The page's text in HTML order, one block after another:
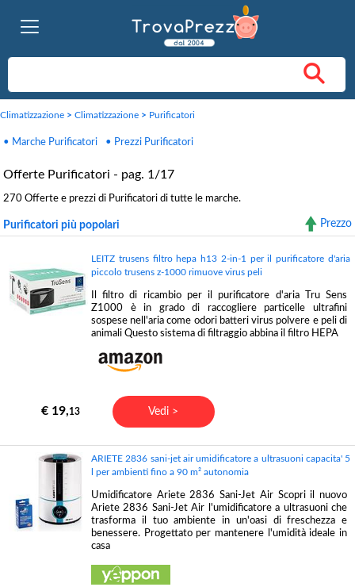
Climatizzazione > Climatizzazione > Purificatori
• Marche Purificatori • Prezzi Purificatori
Offerte Purificatori - pag. 1/17
270 Offerte e prezzi di Purificatori di tutte le marche.
Purificatori più popolari Prezzo
LEITZ trusens filtro hepa h13 2-in-1 per il purificatore d'aria
piccolo trusens z-1000 rimuove virus peli
Il filtro di ricambio per il purificatore d'aria Tru Sens
Z1000 è in grado di raccogliere particelle ultrafini
sospese nell'aria come odori batteri virus polvere e peli di
animali Questo sistema di filtraggio abbina il filtro HEPA
€ 19,13 Vedi >
ARIETE 2836 sani-jet air umidificatore a ultrasuoni capacita' 5
l per ambienti fino a 90 m² autonomia
Umidificatore Ariete 2836 Sani-Jet Air Scopri il nuovo
Ariete 2836 Sani-Jet Air l'umidificatore a ultrasuoni che
trasforma il tuo ambiente in un'oasi di freschezza e
benessere. Progettato per mantenere l'umidità ideale in
casa